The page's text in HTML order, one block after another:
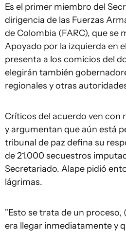
Es el primer miembro del
dirigencia de las Fuerzas
de Colombia (FARC), que se
Apoyado por la izquierda en
presenta a los comicios del
elegirán también
regionales y otras
Críticos del acuerdo ven con
y argumentan que aún está
tribunal de paz defina su
de 21.000 secuestros
Secretariado. Alape pidió
lágrimas.
"Esto se trata de un proceso,
era llegar inmediatamente y